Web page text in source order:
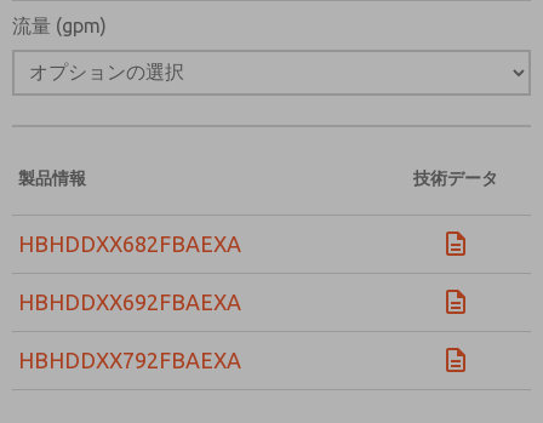
流量 (gpm)
製品情報 技術データ
HBHDDXX682FBAEXA
HBHDDXX692FBAEXA
HBHDDXX792FBAEXA